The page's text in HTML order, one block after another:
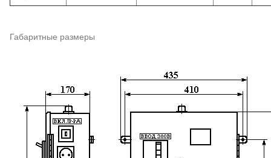
Габаритные размеры